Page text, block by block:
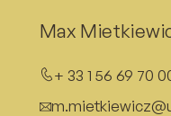
Max
+ 33 1 56 69 70